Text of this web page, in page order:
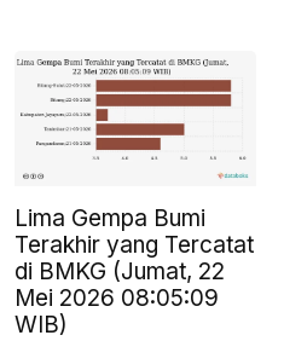
Lima Gempa Bumi
Terakhir yang Tercatat
di BMKG (Jumat, 22
Mei 2026 08:05:09
WIB)